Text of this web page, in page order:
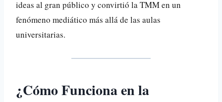
ideas al gran público y convirtió la TMM en un
fenómeno mediático más allá de las aulas
universitarias.
¿Cómo Funciona en la